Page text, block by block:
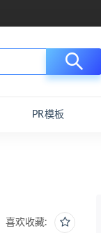
PR模板
喜欢收藏: